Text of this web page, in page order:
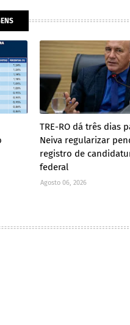
TRE-RO dá três dias
Neiva regularizar
registro de
federal
Agosto 06, 2026